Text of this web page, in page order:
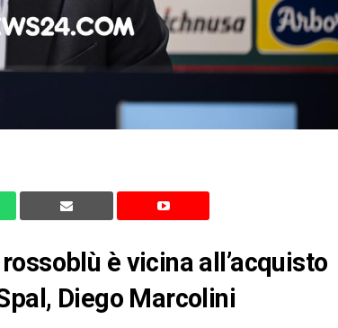
è vicina all’acquisto
Diego Marcolini